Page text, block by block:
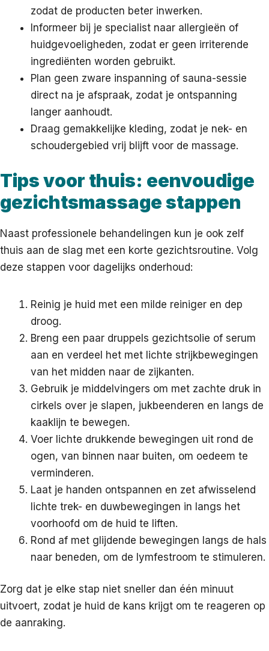
zodat de producten beter inwerken.
Informeer bij je specialist naar allergieën of
huidgevoeligheden, zodat er geen irriterende
ingrediënten worden gebruikt.
Plan geen zware inspanning of sauna-sessie
direct na je afspraak, zodat je ontspanning
langer aanhoudt.
Draag gemakkelijke kleding, zodat je nek- en
schoudergebied vrij blijft voor de massage.
Tips voor thuis: eenvoudige
gezichtsmassage stappen
Naast professionele behandelingen kun je ook zelf
thuis aan de slag met een korte gezichtsroutine. Volg
deze stappen voor dagelijks onderhoud:
Reinig je huid met een milde reiniger en dep
droog.
Breng een paar druppels gezichtsolie of serum
aan en verdeel het met lichte strijkbewegingen
van het midden naar de zijkanten.
Gebruik je middelvingers om met zachte druk in
cirkels over je slapen, jukbeenderen en langs de
kaaklijn te bewegen.
Voer lichte drukkende bewegingen uit rond de
ogen, van binnen naar buiten, om oedeem te
verminderen.
Laat je handen ontspannen en zet afwisselend
lichte trek- en duwbewegingen in langs het
voorhoofd om de huid te liften.
Rond af met glijdende bewegingen langs de hals
naar beneden, om de lymfestroom te stimuleren.
Zorg dat je elke stap niet sneller dan één minuut
uitvoert, zodat je huid de kans krijgt om te reageren op
de aanraking.